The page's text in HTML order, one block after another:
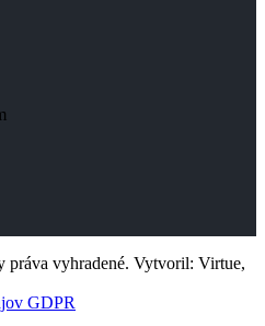
vyhradené. Vytvoril: Virtue,
GDPR